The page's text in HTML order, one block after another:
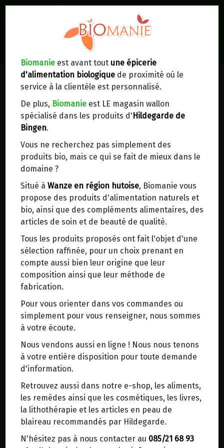
Biomanie est avant tout une épicerie
d'alimentation biologique de proximité où le
service à la clientèle est personnalisé.
De plus, Biomanie est LE magasin wallon
spécialisé dans les produits d' Hildegarde de
Bingen.
Vous ne recherchez pas simplement des
produits bio, mais ce qui se fait de mieux dans le
domaine ?
Situé à Wanze en région hutoise, Biomanie vous
propose des produits d'alimentation naturels et
bio, ainsi que des compléments alimentaires, des
articles de soin et de beauté de qualité.
Tous les produits proposés ont fait l'objet d'une
sélection raffinée, pour un choix prenant en
compte aussi bien leur origine que leur
composition ainsi que leur méthode de
fabrication.
Pour vous orienter dans vos commandes ou
simplement pour vous renseigner, nous sommes
à votre écoute.
Nous vendons aussi en ligne ! Nous nous tenons
à votre entière disposition pour toute demande
d'information.
Retrouvez aussi dans notre e-shop, les aliments,
les remèdes ainsi que les cosmétiques, les livres,
la lithothérapie et les articles en peau de
blaireau recommandés par Hildegarde.
N'hésitez pas à nous contacter au 085/21 68 93
Lieux de réception/livraison
Livraison à votre domicile
Nous envoyons votre commande à votre
domicile enBelgique, France, Luxembourg,
Royaume-Uni, Suisse, Pays-Bas, Portugal,
Espagne. Pour d'autres pays, merci de nous
contacter.
Choisir ce lieu
Dans un point d'enlèvement BPost
En choisissant un Point d’enlèvement ou un
distributeur bbox, vous permettez d’éviter des
trajets inutiles. En posant ce choix, vous
contribuez à la réduction des émissions de CO₂
de 30 % en moyenne. Et grâce au plus grand
réseau de distribution de Belgique, il y a
toujours une solution près de chez vous.
Venez chercher votre colis dans un point
d'enlèvement ou distributeur BBox de BPost :
points d'enlèvement ou distributeurs BBox
Merci de signaler dans les commentaires, le
point d'enlèvement choisi.
Sinon, vous pouvez envoyer un mail avec le
point d'enlèvement désiré ou bien nous vous
recontacterons afin de déterminer ensemble le
lieu de livraison choisi.
Choisir ce lieu
FLOCONS FINS DE GRAND
EPEAUTRE BIO VIRIDITAS 1KG
Origine : France.
Variété non hybridée : OBERKULMER.
Les flocons frais de grand épeautre constituent
Cet ancêtre du blé moderne est une très
ancienne céréale (+ de 10 000 ans). Réellement
pur, l'épeautre biologique non hybridé est la
céréale par excellence, conseillée comme base
essentielle d'une bonne alimentation par
Hildegarde.
Conseils d'utilisation :